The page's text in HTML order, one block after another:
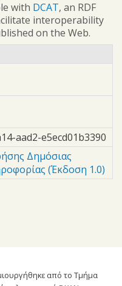
with DCAT, an RDF
interoperability
on the Web.
aad2-e5ecd01b3390
Δημόσιας
(Έκδοση 1.0)
από το Τμήμα